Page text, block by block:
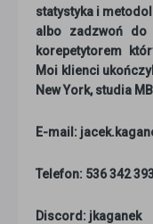
statystyka i
albo zadzwoń do
korepetytorem
Moi klienci
New York, studia
E-mail:
Telefon: 536 342 393
Discord: jkaganek